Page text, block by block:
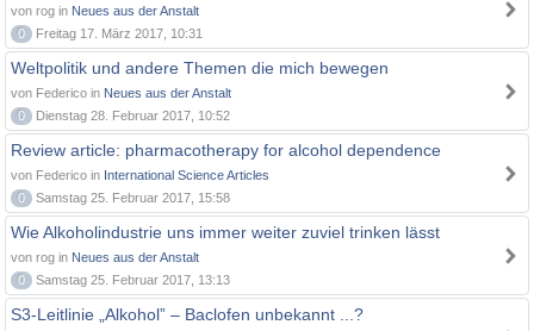
von rog in Neues aus der Anstalt
0
Freitag 17. März 2017, 10:31
Weltpolitik und andere Themen die mich bewegen
von Federico in Neues aus der Anstalt
0
Dienstag 28. Februar 2017, 10:52
Review article: pharmacotherapy for alcohol dependence
von Federico in International Science Articles
0
Samstag 25. Februar 2017, 15:58
Wie Alkoholindustrie uns immer weiter zuviel trinken lässt
von rog in Neues aus der Anstalt
0
Samstag 25. Februar 2017, 13:13
S3-Leitlinie „Alkohol” – Baclofen unbekannt ...?